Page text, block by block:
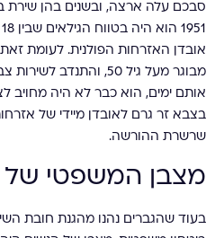
סבכם עלה ארצה, ובשנים בהן שירת
אובדן האזרחות הפולנית. לעומת
מבוגר מעל גיל 50,
אותם ימים, הוא כבר לא היה מחויב
בצבא זר גרם לאובדן מיידי של
שרשרת ההורשה.
מצבן המשפטי של
בעוד שהגברים נהנו מהגנת חובת